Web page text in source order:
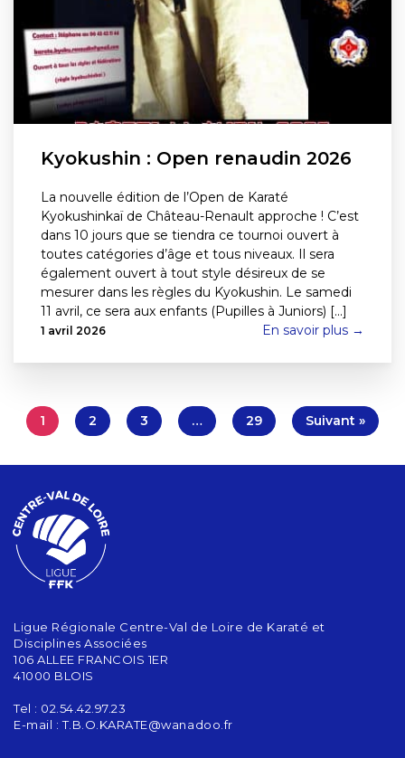
Kyokushin : Open renaudin 2026
La nouvelle édition de l’Open de Karaté
Kyokushinkaï de Château-Renault approche ! C’est
dans 10 jours que se tiendra ce tournoi ouvert à
toutes catégories d’âge et tous niveaux. Il sera
également ouvert à tout style désireux de se
mesurer dans les règles du Kyokushin. Le samedi
11 avril, ce sera aux enfants (Pupilles à Juniors) [...]
1 avril 2026 En savoir plus →
1 2 3 … 29 Suivant »
Ligue Régionale Centre-Val de Loire de Karaté et
Disciplines Associées
106 ALLEE FRANCOIS 1ER
41000 BLOIS
Tel : 02.54.42.97.23
E-mail :T.B.O.KARATE@wanadoo.fr